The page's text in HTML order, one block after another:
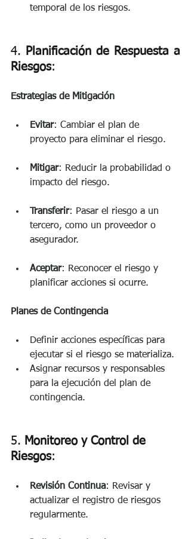
temporal de los riesgos.
4.
Planificación de Respuesta a
Riesgos:
Estrategias de Mitigación
Evitar: Cambiar el plan de
proyecto para eliminar el riesgo.
Mitigar: Reducir la probabilidad o
impacto del riesgo.
Transferir: Pasar el riesgo a un
tercero, como un proveedor o
asegurador.
Aceptar: Reconocer el riesgo y
planificar acciones si ocurre.
Planes de Contingencia
Definir acciones específicas para
ejecutar si el riesgo se materializa.
Asignar recursos y responsables
para la ejecución del plan de
contingencia.
5. Monitoreo y Control de
Riesgos:
Revisión Continua: Revisar y
actualizar el registro de riesgos
regularmente.